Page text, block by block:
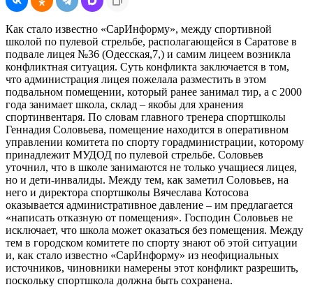
Как стало известно «СарИнформу», между спортивной
школой по пулевой стрельбе, располагающейся в Саратове в
подвале лицея №36 (Одесская,7,) и самим лицеем возникла
конфликтная ситуация. Суть конфликта заключается в том,
что администрация лицея пожелала разместить в этом
подвальном помещении, который ранее занимал тир, а с 2000
года занимает школа, склад – якобы для хранения
спортинвентаря. По словам главного тренера спортшколы
Геннадия Соловьева, помещение находится в оперативном
управлении комитета по спорту горадминистрации, которому
принадлежит МУДОД по пулевой стрельбе. Соловьев
уточнил, что в школе занимаются не только учащиеся лицея,
но и дети-инвалиды. Между тем, как заметил Соловьев, на
него и директора спортшколы Вячеслава Котосова
оказывается административное давление – им предлагается
«написать отказную от помещения». Господин Соловьев не
исключает, что школа может оказаться без помещения. Между
тем в городском комитете по спорту знают об этой ситуации
и, как стало известно «СарИнформу» из неофициальных
источников, чиновники намерены этот конфликт разрешить,
поскольку спортшкола должна быть сохранена.